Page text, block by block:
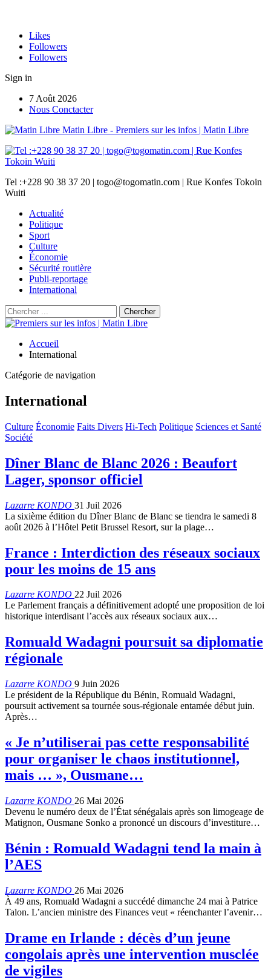
Likes
Followers
Followers
Sign in
7 Août 2026
Nous Conctacter
Matin Libre - Premiers sur les infos | Matin Libre
Tel :+228 90 38 37 20 | togo@togomatin.com | Rue Konfes Tokoin
Wuiti
Actualité
Politique
Sport
Culture
Économie
Sécurité routière
Publi-reportage
International
Accueil
International
Catégorie de navigation
International
Culture Économie Faits Divers Hi-Tech Politique Sciences et Santé
Société
Dîner Blanc de Blanc 2026 : Beaufort
Lager, sponsor officiel
Lazarre KONDO 31 Juil 2026
La sixième édition du Dîner Blanc de Blanc se tiendra le samedi 8
août 2026 à l’Hôtel Petit Brussel Resort, sur la plage…
France : Interdiction des réseaux sociaux
pour les moins de 15 ans
Lazarre KONDO 22 Juil 2026
Le Parlement français a définitivement adopté une proposition de loi
historique interdisant l’accès aux réseaux sociaux aux…
Romuald Wadagni poursuit sa diplomatie
régionale
Lazarre KONDO 9 Juin 2026
Le président de la République du Bénin, Romuald Wadagni,
poursuit activement sa tournée sous-régionale entamée début juin.
Après…
« Je n’utiliserai pas cette responsabilité
pour organiser le chaos institutionnel,
mais … », Ousmane…
Lazarre KONDO 26 Mai 2026
Devenu le numéro deux de l’État sénégalais après son limogeage de
Matignon, Ousmane Sonko a prononcé un discours d’investiture…
Bénin : Romuald Wadagni tend la main à
l’AES
Lazarre KONDO 26 Mai 2026
À 49 ans, Romuald Wadagni a succédé dimanche 24 mai à Patrice
Talon. L’ancien ministre des Finances veut « réenchanter l’avenir…
Drame en Irlande : décès d’un jeune
congolais après une intervention musclée
de vigiles